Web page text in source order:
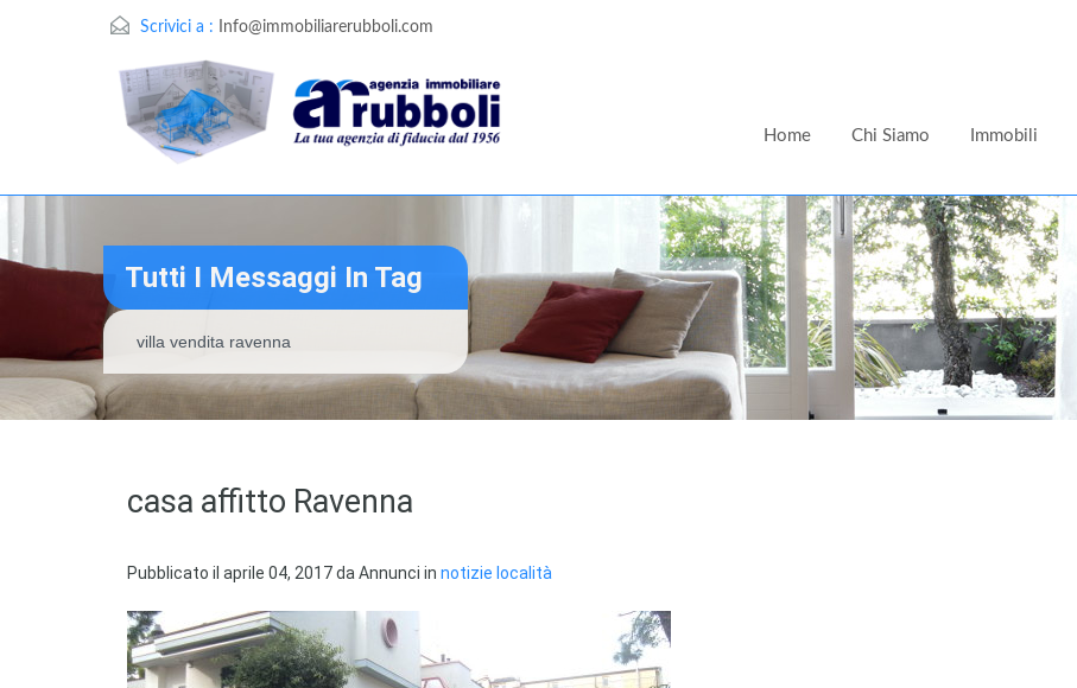
Scrivici a : Info@immobiliarerubboli.com
Home Chi Siamo Immobili
Tutti I Messaggi In Tag
villa vendita ravenna
casa affitto Ravenna
Pubblicato il aprile 04, 2017da Annunci in notizie località